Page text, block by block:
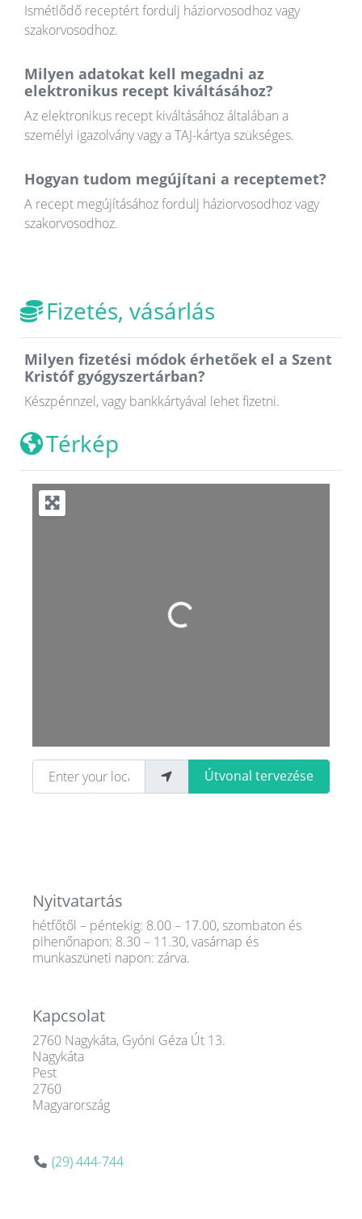
Ismétlődő receptért fordulj háziorvosodhoz vagy
szakorvosodhoz.
Milyen adatokat kell megadni az
elektronikus recept kiváltásához?
Az elektronikus recept kiváltásához általában a
személyi igazolvány vagy a TAJ-kártya szükséges.
Hogyan tudom megújítani a receptemet?
A recept megújításához fordulj háziorvosodhoz vagy
szakorvosodhoz.
Fizetés, vásárlás
Milyen fizetési módok érhetőek el a Szent
Kristóf gyógyszertárban?
Készpénnzel, vagy bankkártyával lehet fizetni.
Térkép
Loading...
Enter your location
Útvonal tervezése
Nyitvatartás
hétfőtől – péntekig: 8.00 – 17.00, szombaton és
pihenőnapon: 8.30 – 11.30, vasárnap és
munkaszüneti napon: zárva.
Kapcsolat
2760 Nagykáta, Gyóni Géza Út 13.
Nagykáta
Pest
2760
Magyarország
(29) 444-744